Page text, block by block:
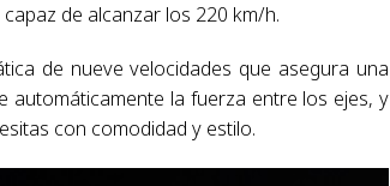
de alcanzar los 220 km/h.
de nueve velocidades que asegura una
automáticamente la fuerza entre los ejes, y
con comodidad y estilo.